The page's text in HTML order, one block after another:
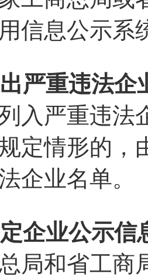
信息公示系
严重违法
入严重违法
定情形的，
企业名单。
企业公示
局和省工商